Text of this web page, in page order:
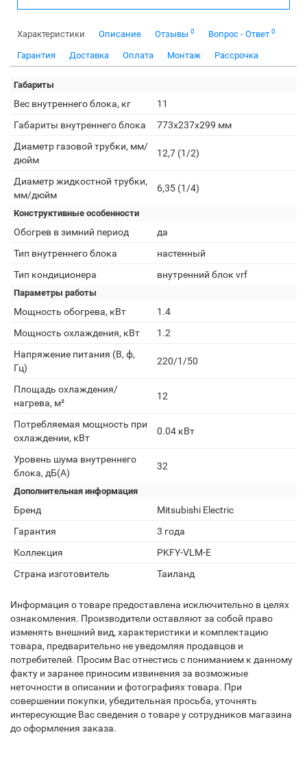
Характеристики Описание Отзывы 0 Вопрос - Ответ 0
Гарантия Доставка Оплата Монтаж Рассрочка
Габариты
Вес внутреннего блока, кг
11
Габариты внутреннего блока
773x237x299 мм
Диаметр газовой трубки, мм/
дюйм
12,7 (1/2)
Диаметр жидкостной трубки,
мм/дюйм
6,35 (1/4)
Конструктивные особенности
Обогрев в зимний период
да
Тип внутреннего блока
настенный
Тип кондиционера
внутренний блок vrf
Параметры работы
Мощность обогрева, кВт
1.4
Мощность охлаждения, кВт
1.2
Напряжение питания (В, ф,
Гц)
220/1/50
Площадь охлаждения/
нагрева, м²
12
Потребляемая мощность при
охлаждении, кВт
0.04 кВт
Уровень шума внутреннего
блока, дБ(А)
32
Дополнительная информация
Бренд
Mitsubishi Electric
Гарантия
3 года
Коллекция
PKFY-VLM-E
Страна изготовитель
Таиланд
Информация о товаре предоставлена исключительно в целях
ознакомления. Производители оставляют за собой право
изменять внешний вид, характеристики и комплектацию
товара, предварительно не уведомляя продавцов и
потребителей. Просим Вас отнестись с пониманием к данному
факту и заранее приносим извинения за возможные
неточности в описании и фотографиях товара. При
совершении покупки, убедительная просьба, уточнять
интересующие Вас сведения о товаре у сотрудников магазина
до оформления заказа.